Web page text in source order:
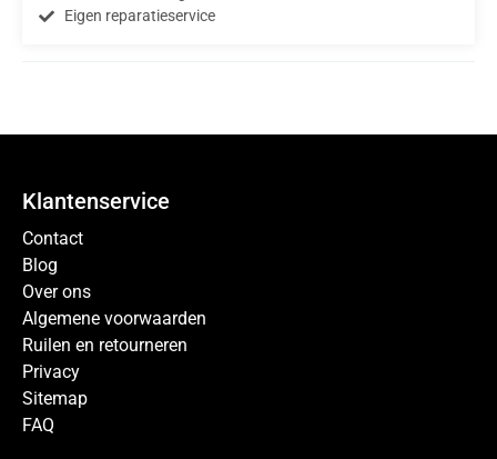
Eigen reparatieservice
Klantenservice
Contact
Blog
Over ons
Algemene voorwaarden
Ruilen en retourneren
Privacy
Sitemap
FAQ